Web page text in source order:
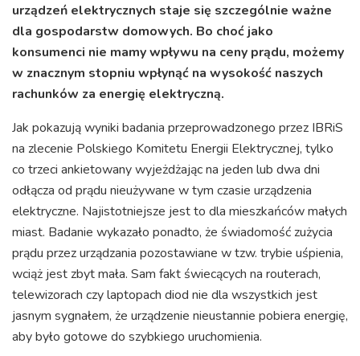
urządzeń elektrycznych staje się szczególnie ważne
dla gospodarstw domowych. Bo choć jako
konsumenci nie mamy wpływu na ceny prądu, możemy
w znacznym stopniu wpłynąć na wysokość naszych
rachunków za energię elektryczną.
Jak pokazują wyniki badania przeprowadzonego przez IBRiS
na zlecenie Polskiego Komitetu Energii Elektrycznej, tylko
co trzeci ankietowany wyjeżdżając na jeden lub dwa dni
odłącza od prądu nieużywane w tym czasie urządzenia
elektryczne. Najistotniejsze jest to dla mieszkańców małych
miast. Badanie wykazało ponadto, że świadomość zużycia
prądu przez urządzania pozostawiane w tzw. trybie uśpienia,
wciąż jest zbyt mała. Sam fakt świecących na routerach,
telewizorach czy laptopach diod nie dla wszystkich jest
jasnym sygnałem, że urządzenie nieustannie pobiera energię,
aby było gotowe do szybkiego uruchomienia.